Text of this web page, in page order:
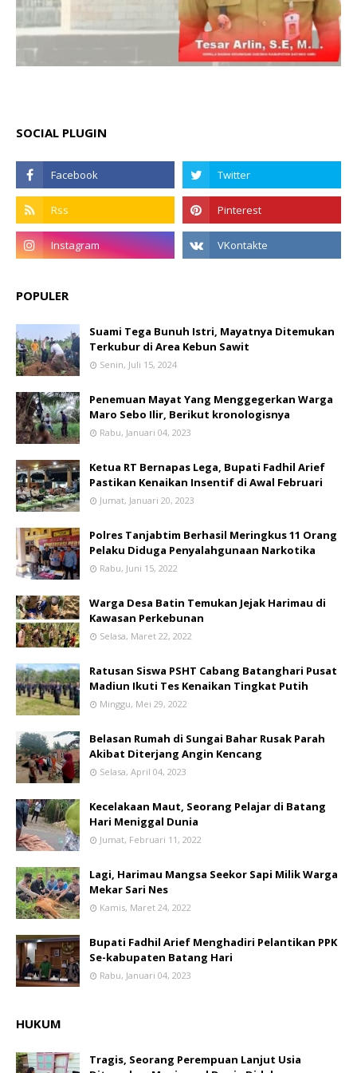
SOCIAL PLUGIN
POPULER
Suami Tega Bunuh Istri, Mayatnya Ditemukan
Terkubur di Area Kebun Sawit
Senin, Juli 15, 2024
Penemuan Mayat Yang Menggegerkan Warga
Maro Sebo Ilir, Berikut kronologisnya
Rabu, Januari 04, 2023
Ketua RT Bernapas Lega, Bupati Fadhil Arief
Pastikan Kenaikan Insentif di Awal Februari
Jumat, Januari 20, 2023
Polres Tanjabtim Berhasil Meringkus 11 Orang
Pelaku Diduga Penyalahgunaan Narkotika
Rabu, Juni 15, 2022
Warga Desa Batin Temukan Jejak Harimau di
Kawasan Perkebunan
Selasa, Maret 22, 2022
Ratusan Siswa PSHT Cabang Batanghari Pusat
Madiun Ikuti Tes Kenaikan Tingkat Putih
Minggu, Mei 29, 2022
Belasan Rumah di Sungai Bahar Rusak Parah
Akibat Diterjang Angin Kencang
Selasa, April 04, 2023
Kecelakaan Maut, Seorang Pelajar di Batang
Hari Meniggal Dunia
Jumat, Februari 11, 2022
Lagi, Harimau Mangsa Seekor Sapi Milik Warga
Mekar Sari Nes
Kamis, Maret 24, 2022
Bupati Fadhil Arief Menghadiri Pelantikan PPK
Se-kabupaten Batang Hari
Rabu, Januari 04, 2023
HUKUM
Tragis, Seorang Perempuan Lanjut Usia